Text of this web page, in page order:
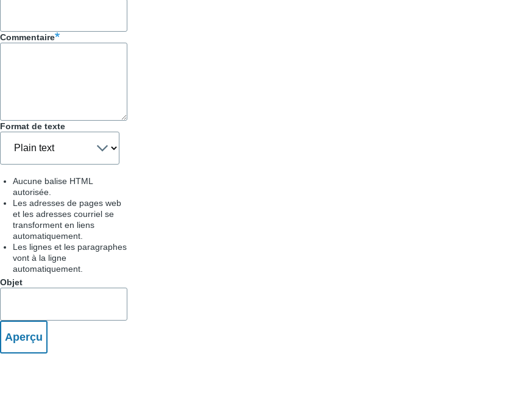
Trucs
Commentaire
Format de texte
Aucune balise HTML
autorisée.
Les adresses de pages web
et les adresses courriel se
transforment en liens
automatiquement.
Les lignes et les paragraphes
vont à la ligne
automatiquement.
Objet